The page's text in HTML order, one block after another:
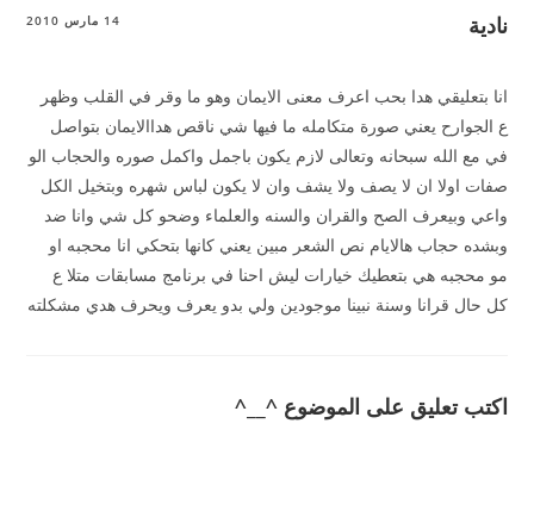
نادية 14 مارس 2010
انا بتعليقي هدا بحب اعرف معنى الايمان وهو ما وقر في القلب وظهر
ع الجوارح يعني صورة متكامله ما فيها شي ناقص هداالايمان بتواصل
في مع الله سبحانه وتعالى لازم يكون باجمل واكمل صوره والحجاب الو
صفات اولا ان لا يصف ولا يشف وان لا يكون لباس شهره وبتخيل الكل
واعي وبيعرف الصح والقران والسنه والعلماء وضحو كل شي وانا ضد
وبشده حجاب هالايام نص الشعر مبين يعني كانها بتحكي انا محجبه او
مو محجبه هي بتعطيك خيارات ليش احنا في برنامج مسابقات متلا ع
كل حال قرانا وسنة نبينا موجودين ولي بدو يعرف ويحرف هدي مشكلته
اكتب تعليق على الموضوع ^__^